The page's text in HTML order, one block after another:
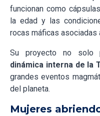
funcionan como
la edad y las
rocas máficas asociadas
Su proyecto no solo
dinámica interna de la
grandes eventos
del planeta.
Mujeres